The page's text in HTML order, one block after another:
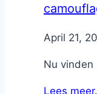
ByNicole
April 21,
Nu vinden
Lees